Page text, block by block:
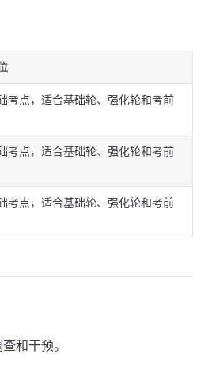
考点，适合基础轮、强化轮和考前
考点，适合基础轮、强化轮和考前
考点，适合基础轮、强化轮和考前
和干预。